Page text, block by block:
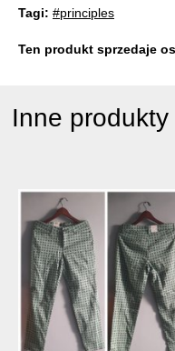
Tagi: #principles
Ten produkt sprzedaje
Inne